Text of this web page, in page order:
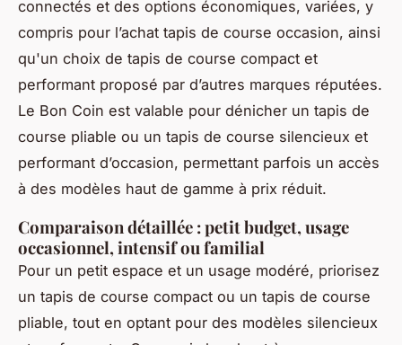
connectés et des options économiques, variées, y
compris pour l’achat tapis de course occasion, ainsi
qu'un choix de tapis de course compact et
performant proposé par d’autres marques réputées.
Le Bon Coin est valable pour dénicher un tapis de
course pliable ou un tapis de course silencieux et
performant d’occasion, permettant parfois un accès
à des modèles haut de gamme à prix réduit.
Comparaison détaillée : petit budget, usage
occasionnel, intensif ou familial
Pour un petit espace et un usage modéré, priorisez
un tapis de course compact ou un tapis de course
pliable, tout en optant pour des modèles silencieux